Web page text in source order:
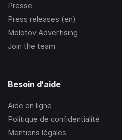
Presse
Press releases (en)
Molotov Advertising
Join the team
Besoin d'aide
Aide en ligne
Politique de confidentialité
Mentions légales